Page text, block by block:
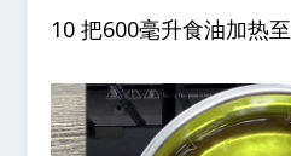
10 把600毫升食油加热至